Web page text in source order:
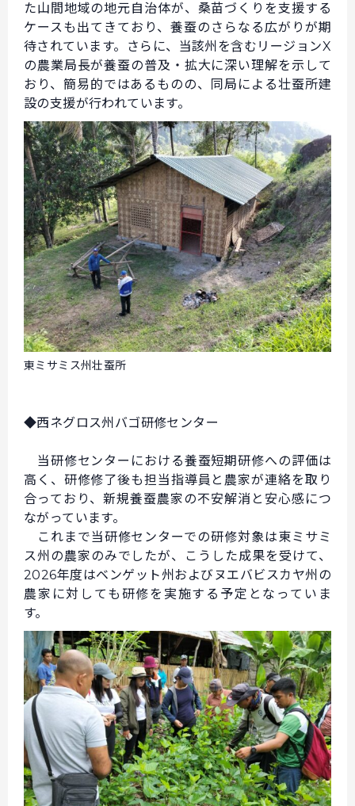
た山間地域の地元自治体が、桑苗づくりを支援する
ケースも出てきており、養蚕のさらなる広がりが期
待されています。さらに、当該州を含むリージョンX
の農業局長が養蚕の普及・拡大に深い理解を示して
おり、簡易的ではあるものの、同局による壮蚕所建
設の支援が行われています。
東ミサミス州壮蚕所
◆西ネグロス州バゴ研修センター
当研修センターにおける養蚕短期研修への評価は
高く、研修修了後も担当指導員と農家が連絡を取り
合っており、新規養蚕農家の不安解消と安心感につ
ながっています。
これまで当研修センターでの研修対象は東ミサミ
ス州の農家のみでしたが、こうした成果を受けて、
2026年度はベンゲット州およびヌエバビスカヤ州の
農家に対しても研修を実施する予定となっていま
す。